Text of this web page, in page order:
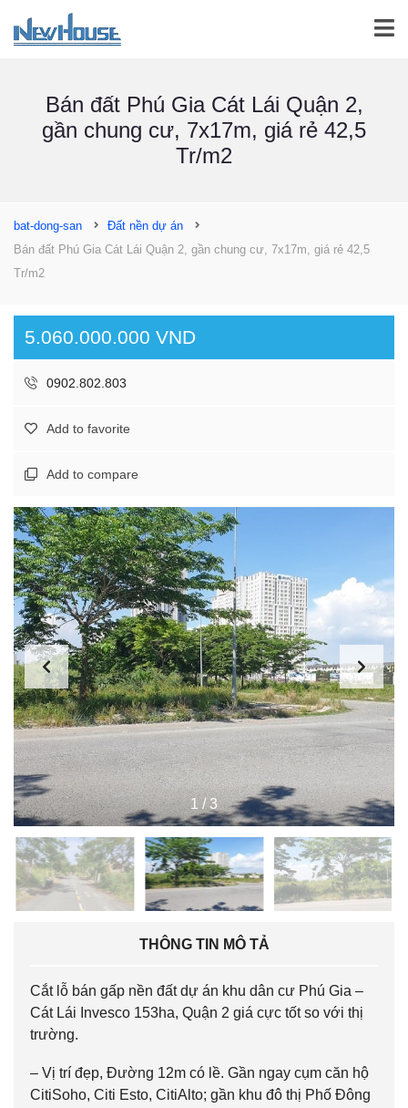
Bán đất Phú Gia Cát Lái Quận 2,
gần chung cư, 7x17m, giá rẻ 42,5
Tr/m2
bat-dong-san
Đất nền dự án
Bán đất Phú Gia Cát Lái Quận 2, gần chung cư, 7x17m, giá rẻ 42,5
Tr/m2
5.060.000.000 VND
0902.802.803
Add to favorite
Add to compare
1 /3
THÔNG TIN MÔ TẢ
Cắt lỗ bán gấp nền đất dự án khu dân cư Phú Gia –
Cát Lái Invesco 153ha, Quận 2 giá cực tốt so với thị
trường.
– Vị trí đẹp, Đường 12m có lề. Gần ngay cụm căn hộ
CitiSoho, Citi Esto, CitiAlto; gần khu đô thị Phố Đông